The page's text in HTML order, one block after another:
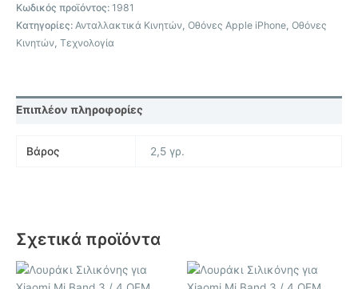
Κωδικός προϊόντος: 1981
Κατηγορίες: Ανταλλακτικά Κινητών Οθόνες Apple iPhone Οθόνες
Κινητών Τεχνολογία
Επιπλέον πληροφορίες
Βάρος 2,5 γρ.
Σχετικά προϊόντα